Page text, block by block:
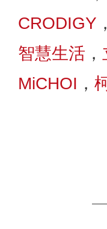
CRODIGY ，
智慧生活 ，
MiCHOI ，